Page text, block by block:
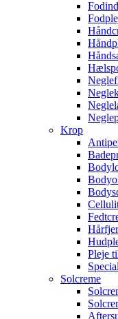
Krop
Pleje
Solcreme